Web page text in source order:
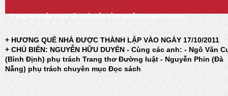
Trang Web này chạy tốt nhất trên trình duyệt Google Chrome
+ HƯƠNG QUÊ NHÀ ĐƯỢC THÀNH LẬP VÀO NGÀY 17/10/2011
+ CHỦ BIÊN: NGUYỄN HỮU DUYÊN - Cùng các anh: - Ngô Văn
(Bình Định) phụ trách Trang thơ Đường luật - Nguyễn Phin (Đà
Nẵng) phụ trách chuyên mục Đọc sách